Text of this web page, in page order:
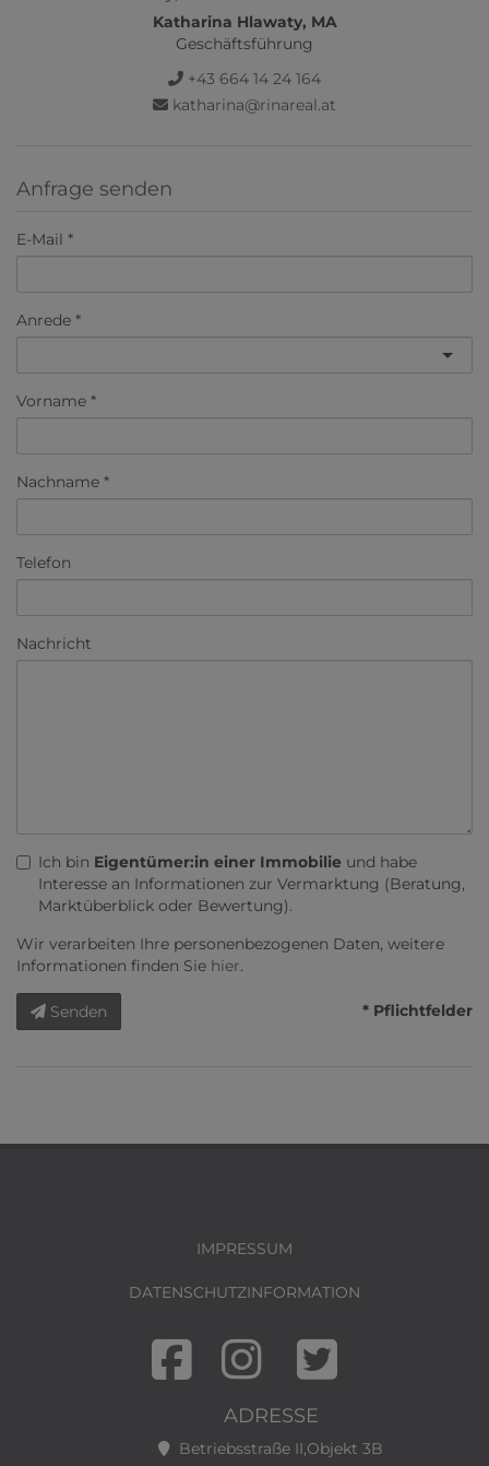
Katharina Hlawaty, MA
Geschäftsführung
+43 664 14 24 164
katharina@rinareal.at
Anfrage senden
E-Mail
Anrede
Vorname
Nachname
Telefon
Nachricht
Ich bin Eigentümer:in einer Immobilie und habe
Interesse an Informationen zur Vermarktung (Beratung,
Marktüberblick oder Bewertung).
Wir verarbeiten Ihre personenbezogenen Daten, weitere
Informationen finden Sie hier.
Senden * Pflichtfelder
IMPRESSUM
DATENSCHUTZINFORMATION
ADRESSE
Betriebsstraße II,Objekt 3B